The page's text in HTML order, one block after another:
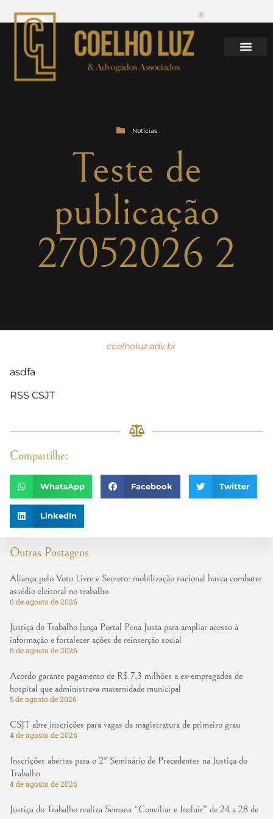
Notícias
Teste de
publicação
27052026 2
Outras Postagens
Aliança pelo Voto Livre e Secreto: mobilização nacional busca combater
assédio eleitoral no trabalho
6 de agosto de 2026
Justiça do Trabalho lança Portal Pena Justa para ampliar acesso à
informação e fortalecer ações de reinserção social
6 de agosto de 2026
Acordo garante pagamento de R$ 7,3 milhões a ex-empregados de
hospital que administrava maternidade municipal
5 de agosto de 2026
CSJT abre inscrições para vagas da magistratura de primeiro grau
4 de agosto de 2026
Inscrições abertas para o 2º Seminário de Precedentes na Justiça do
Trabalho
4 de agosto de 2026
Justiça do Trabalho realiza Semana “Conciliar e Incluir” de 24 a 28 de
coelholuz.adv.br
asdfa
RSS CSJT
Compartilhe:
WhatsApp Facebook Twitter
LinkedIn